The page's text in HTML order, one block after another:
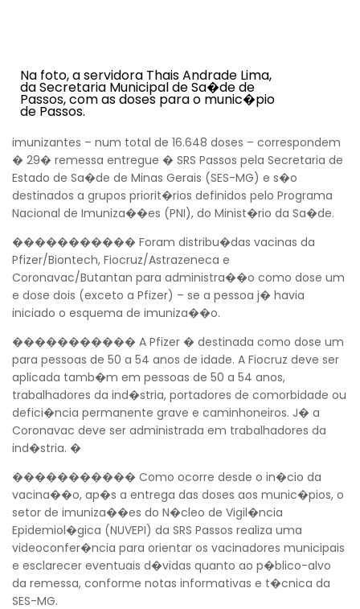
Voltar
Na foto, a servidora Thais Andrade Lima,
da Secretaria Municipal de Sa�de de
Passos, com as doses para o munic�pio
de Passos.
imunizantes – num total de 16.648 doses – correspondem
� 29� remessa entregue � SRS Passos pela Secretaria de
Estado de Sa�de de Minas Gerais (SES-MG) e s�o
destinados a grupos priorit�rios definidos pelo Programa
Nacional de Imuniza��es (PNI), do Minist�rio da Sa�de.
����������� Foram distribu�das vacinas da
Pfizer/Biontech, Fiocruz/Astrazeneca e
Coronavac/Butantan para administra��o como dose um
e dose dois (exceto a Pfizer) – se a pessoa j� havia
iniciado o esquema de imuniza��o.
����������� A Pfizer � destinada como dose um
para pessoas de 50 a 54 anos de idade. A Fiocruz deve ser
aplicada tamb�m em pessoas de 50 a 54 anos,
trabalhadores da ind�stria, portadores de comorbidade ou
defici�ncia permanente grave e caminhoneiros. J� a
Coronavac deve ser administrada em trabalhadores da
ind�stria. �
����������� Como ocorre desde o in�cio da
vacina��o, ap�s a entrega das doses aos munic�pios, o
setor de imuniza��es do N�cleo de Vigil�ncia
Epidemiol�gica (NUVEPI) da SRS Passos realiza uma
videoconfer�ncia para orientar os vacinadores municipais
e esclarecer eventuais d�vidas quanto ao p�blico-alvo
da remessa, conforme notas informativas e t�cnica da
SES-MG.